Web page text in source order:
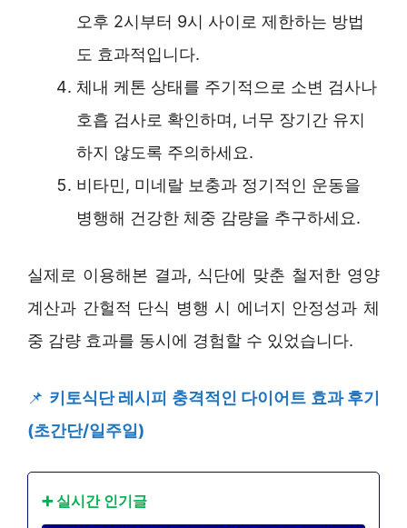
오후 2시부터 9시 사이로 제한하는 방법
도 효과적입니다.
체내 케톤 상태를 주기적으로 소변 검사나
호흡 검사로 확인하며, 너무 장기간 유지
하지 않도록 주의하세요.
비타민, 미네랄 보충과 정기적인 운동을
병행해 건강한 체중 감량을 추구하세요.
실제로 이용해본 결과, 식단에 맞춘 철저한 영양
계산과 간헐적 단식 병행 시 에너지 안정성과 체
중 감량 효과를 동시에 경험할 수 있었습니다.
📌 키토식단 레시피 충격적인 다이어트 효과 후기
(초간단/일주일)
➕ 실시간 인기글